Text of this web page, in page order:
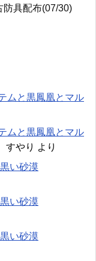
防具配布(07/30)
ムと黒鳳凰とマル
ムと黒鳳凰とマル
やり より
い砂漠
い砂漠
い砂漠